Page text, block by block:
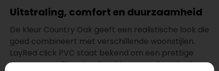
Uitstraling, comfort en duurzaamheid
De kleur Country Oak geeft een realistische look die
goed combineert met verschillende woonstijlen.
LayRed click PVC staat bekend om een prettige
loop en een slijtvaste afwerking, waardoor de vloer